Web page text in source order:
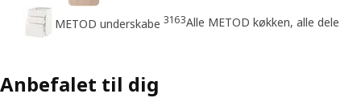
METOD underskabe 3163Alle METOD køkken, alle dele
Anbefalet til dig